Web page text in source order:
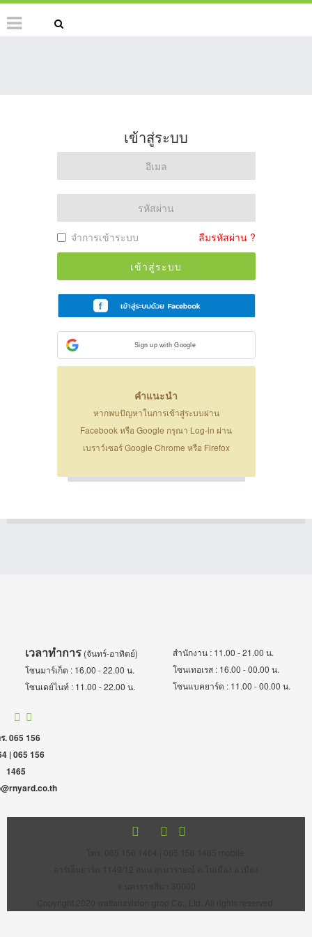
เข้าสู่ระบบ
จำการเข้าระบบ ลืมรหัสผ่าน ?
Sign up with Google
คำแนะนำ
หากพบปัญหาในการเข้าสู่ระบบผ่าน
Facebook หรือ Google กรุณา Log-in ผ่าน
เบราว์เซอร์ Google Chrome หรือ Firefox
เวลาทำการ(จันทร์-อาทิตย์)
โซนมาร์เก็ต : 16.00 - 22.00 น.
โซนเดย์ไนท์ : 11.00 - 22.00 น.
สำนักงาน : 11.00 - 21.00 น.
โซนเทอเรส : 16.00 - 00.00 น.
โซนแบคยาร์ด : 11.00 - 00.00 น.
. 065 156
| 065 156
1465